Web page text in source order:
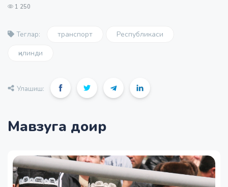
1 250
Теглар: транспорт
Республикаси
қилинди
Улашиш:
Мавзуга доир